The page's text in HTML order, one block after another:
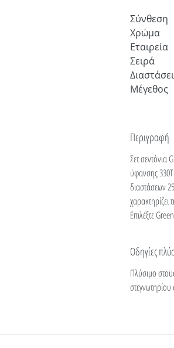
Σύνθεση
Χρώμα
Εταιρεία
Σειρά
Μέγεθος
Περιγραφή
Σετ σεντόνια
ύφανσης
διαστάσεων
χαρακτηρίζει
Επιλέξτε
Οδηγίες
Πλύσιμο